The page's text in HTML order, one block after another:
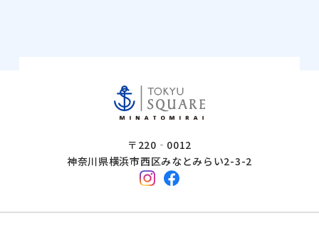
〒220‐0012
神奈川県横浜市西区みなとみらい2-3-2